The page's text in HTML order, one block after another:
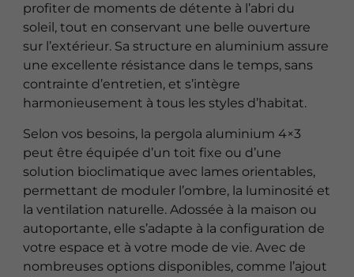
profiter de moments de détente à l’abri du
soleil, tout en conservant une belle ouverture
sur l’extérieur. Sa structure en aluminium assure
une excellente résistance dans le temps, sans
contrainte d’entretien, et s’intègre
harmonieusement à tous les styles d’habitat.
Selon vos besoins, la pergola aluminium 4×3
peut être équipée d’un toit fixe ou d’une
solution bioclimatique avec lames orientables,
permettant de moduler l’ombre, la luminosité et
la ventilation naturelle. Adossée à la maison ou
autoportante, elle s’adapte à la configuration de
votre espace et à votre mode de vie. Avec de
nombreuses options disponibles, comme l’ajout